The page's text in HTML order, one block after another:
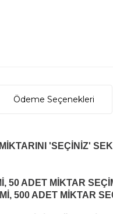
Ödeme Seçenekleri
'SEÇİNİZ'
50 ADET MİKTAR
, 500 ADET MİKTAR